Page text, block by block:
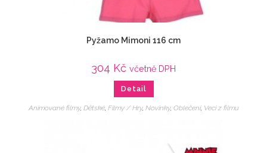
Pyžamo Mimoni 116 cm
304 Kč včetně DPH
Detail
Animované filmy, Dětské, Filmy / Hry, Novinky, Oblečení, Veci z filmu